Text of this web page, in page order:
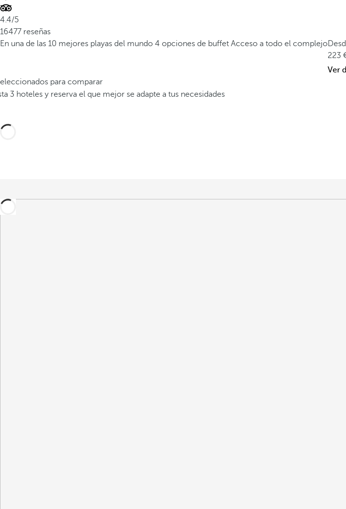
4.4/5
16477 reseñas
En una de las 10 mejores playas del mundo 4 opciones de buffet Acceso a todo el complejo
223
Ver
para comparar
3 hoteles y reserva el que mejor se adapte a tus necesidades